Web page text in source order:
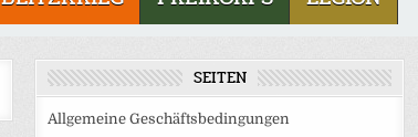
SEITEN
Allgemeine Geschäftsbedingungen